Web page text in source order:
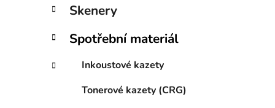
a
e
Skenery
Spotřební materiál
Inkoustové kazety
Tonerové kazety (CRG)